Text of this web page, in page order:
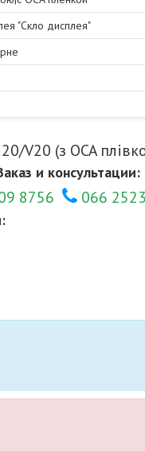
"Скло дисплея"
V20 (з OCA
и консультации:
8756 066